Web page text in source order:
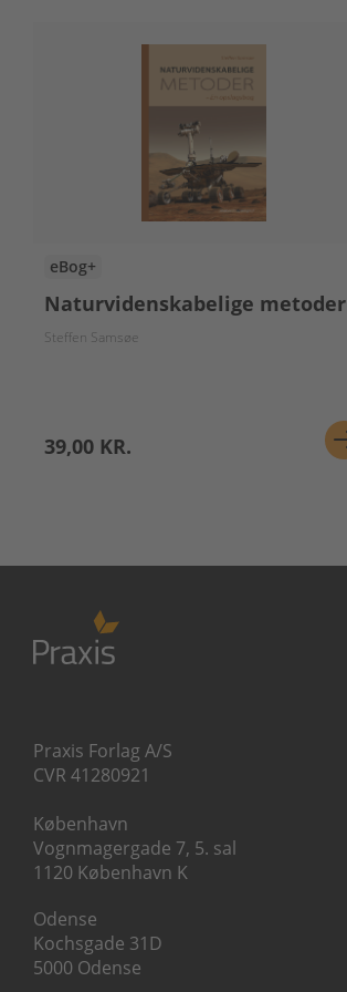
eBog+
Naturvidenskabelige metoder
Steffen Samsøe
39,00 KR.
Praxis Forlag A/S
CVR 41280921
København
Vognmagergade 7, 5. sal
1120 København K
Odense
Kochsgade 31D
5000 Odense